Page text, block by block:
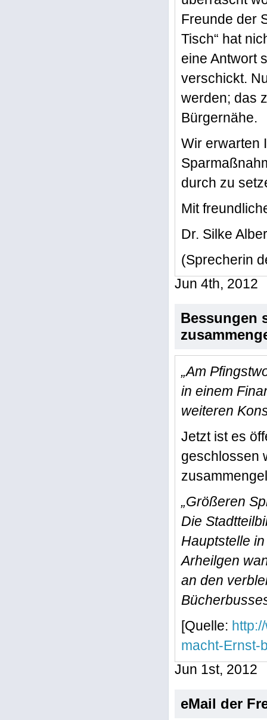
Freunde der
Tisch“ hat
eine Antwort
verschickt.
werden; das
Bürgernähe.
Wir erwarten
durch zu
Mit
Dr. Silke
(Sprecherin
Jun 4th, 2012
Bessungen
„Am
in einem
weiteren
Jetzt ist es
geschlossen
„Größeren
Die
Hauptstelle
Arheilgen
an den
[Quelle:
macht-Ernst-
Jun 1st, 2012
eMail der